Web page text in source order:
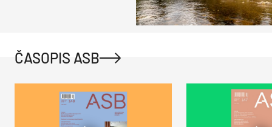
ČASOPIS ASB